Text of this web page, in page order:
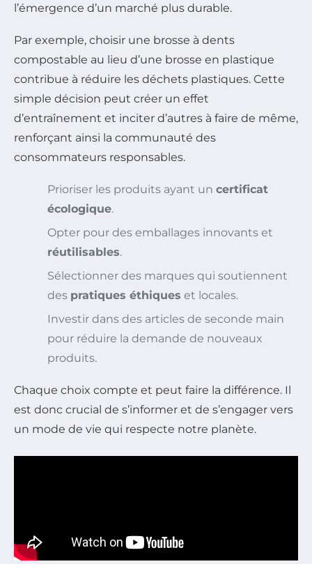
l’émergence d’un marché plus durable.
Par exemple, choisir une brosse à dents
compostable au lieu d’une brosse en plastique
contribue à réduire les déchets plastiques. Cette
simple décision peut créer un effet
d’entraînement et inciter d’autres à faire de même,
renforçant ainsi la communauté des
consommateurs responsables.
Prioriser les produits ayant un certificat
écologique.
Opter pour des emballages innovants et
réutilisables.
Sélectionner des marques qui soutiennent
des pratiques éthiques et locales.
Investir dans des articles de seconde main
pour réduire la demande de nouveaux
produits.
Chaque choix compte et peut faire la différence. Il
est donc crucial de s’informer et de s’engager vers
un mode de vie qui respecte notre planète.